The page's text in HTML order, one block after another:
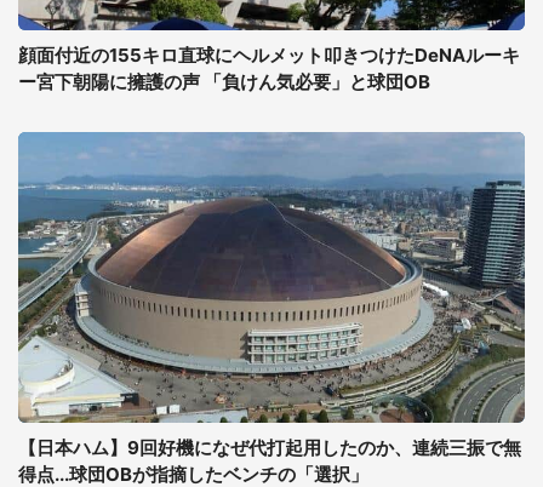
顔面付近の155キロ直球にヘルメット叩きつけたDeNAルーキ
ー宮下朝陽に擁護の声 「負けん気必要」と球団OB
【日本ハム】9回好機になぜ代打起用したのか、連続三振で無
得点...球団OBが指摘したベンチの「選択」